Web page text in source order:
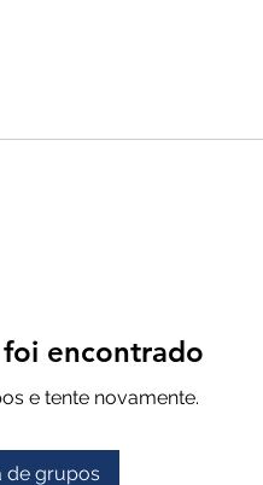
encontrado
e tente novamente.
de grupos